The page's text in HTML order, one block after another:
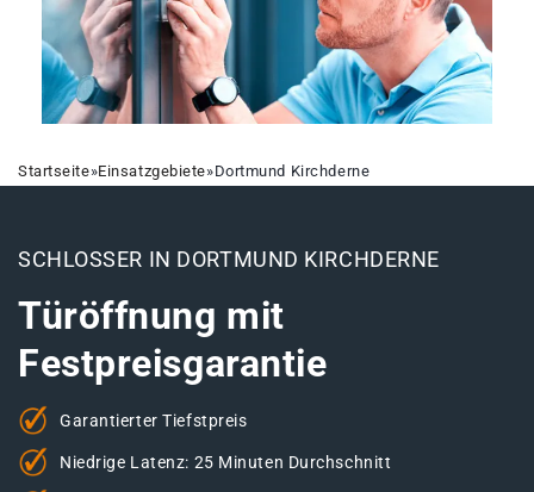
Startseite»Einsatzgebiete»Dortmund Kirchderne
SCHLOSSER IN DORTMUND KIRCHDERNE
Türöffnung mit
Festpreisgarantie
Garantierter Tiefstpreis
Niedrige Latenz: 25 Minuten Durchschnitt